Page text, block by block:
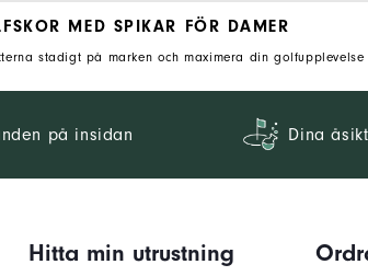
MED SPIKAR FÖR DAMER
stadigt på marken och maximera din
på insidan Dina
Hitta min utrustning